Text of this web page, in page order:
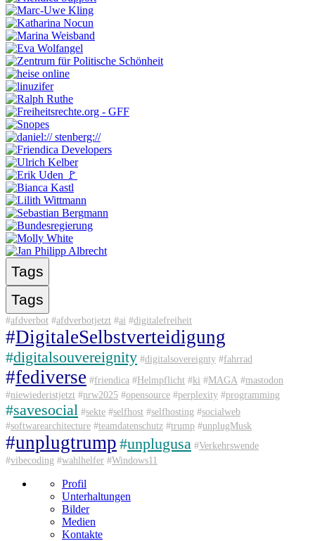
Tags
Tags
#afdverbot #afdverbotjetzt #ai #digitalefreiheit
#DigitaleSelbstverteidigung
#digitalsouvereignity #digitalsovereignty #fahrrad
#fediverse #friendica #Helmpflicht #ki #MAGA #mastodon
#niewiederistjetzt #nrw2025 #opensource #perplexity #programming
#savesocial #sekte #selfhost #selfhosting #socialweb
#softwarearchitecture #teamdatenschutz #trump #unplugMusk
#unplugtrump #unplugusa #Verkehrswende
#vibecoding #wahlhelfer #Windows11
Profil
Unterhaltungen
Bilder
Medien
Kontakte